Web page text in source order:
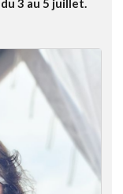
3 au 5 juillet.